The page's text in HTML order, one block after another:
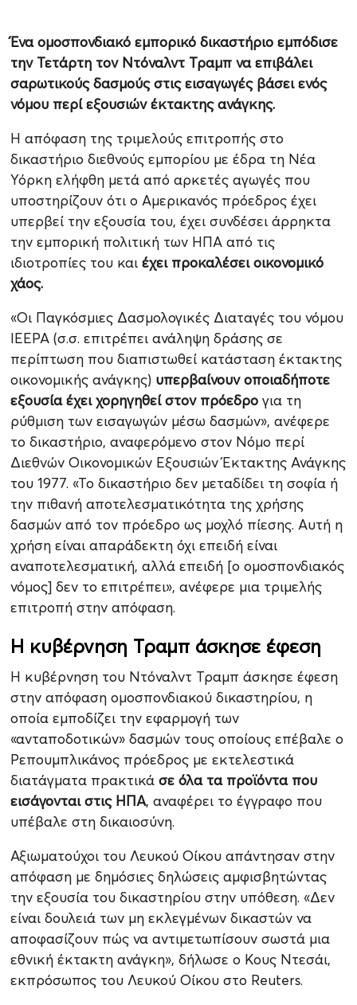
Ένα ομοσπονδιακό εμπορικό δικαστήριο εμπόδισε
την Τετάρτη τον Ντόναλντ Τραμπ να επιβάλει
σαρωτικούς δασμούς στις εισαγωγές βάσει ενός
νόμου περί εξουσιών έκτακτης ανάγκης.
Η απόφαση της τριμελούς επιτροπής στο
δικαστήριο διεθνούς εμπορίου με έδρα τη Νέα
Υόρκη ελήφθη μετά από αρκετές αγωγές που
υποστηρίζουν ότι ο Αμερικανός πρόεδρος έχει
υπερβεί την εξουσία του, έχει συνδέσει άρρηκτα
την εμπορική πολιτική των ΗΠΑ από τις
ιδιοτροπίες του και έχει προκαλέσει οικονομικό
χάος.
«Οι Παγκόσμιες Δασμολογικές Διαταγές του νόμου
IEEPA (σ.σ. επιτρέπει ανάληψη δράσης σε
περίπτωση που διαπιστωθεί κατάσταση έκτακτης
οικονομικής ανάγκης) υπερβαίνουν οποιαδήποτε
εξουσία έχει χορηγηθεί στον πρόεδρογια τη
ρύθμιση των εισαγωγών μέσω δασμών», ανέφερε
το δικαστήριο, αναφερόμενο στον Νόμο περί
Διεθνών Οικονομικών Εξουσιών Έκτακτης Ανάγκης
του 1977. «Το δικαστήριο δεν μεταδίδει τη σοφία ή
την πιθανή αποτελεσματικότητα της χρήσης
δασμών από τον πρόεδρο ως μοχλό πίεσης. Αυτή η
χρήση είναι απαράδεκτη όχι επειδή είναι
αναποτελεσματική, αλλά επειδή [ο ομοσπονδιακός
νόμος] δεν το επιτρέπει», ανέφερε μια τριμελής
επιτροπή στην απόφαση.
Η κυβέρνηση Τραμπ άσκησε έφεση
Η κυβέρνηση του Ντόναλντ Τραμπ άσκησε έφεση
στην απόφαση ομοσπονδιακού δικαστηρίου, η
οποία εμποδίζει την εφαρμογή των
«ανταποδοτικών» δασμών τους οποίους επέβαλε ο
Ρεπουμπλικάνος πρόεδρος με εκτελεστικά
διατάγματα πρακτικά σε όλα τα προϊόντα που
εισάγονται στις ΗΠΑ, αναφέρει το έγγραφο που
υπέβαλε στη δικαιοσύνη.
Αξιωματούχοι του Λευκού Οίκου απάντησαν στην
απόφαση με δημόσιες δηλώσεις αμφισβητώντας
την εξουσία του δικαστηρίου στην υπόθεση. «Δεν
είναι δουλειά των μη εκλεγμένων δικαστών να
αποφασίζουν πώς να αντιμετωπίσουν σωστά μια
εθνική έκτακτη ανάγκη», δήλωσε ο Κους Ντεσάι,
εκπρόσωπος του Λευκού Οίκου στο Reuters.